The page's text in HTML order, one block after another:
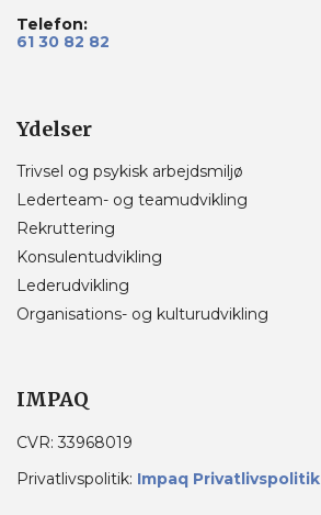
Telefon:
61 30 82 82
Ydelser
Trivsel og psykisk arbejdsmiljø
Lederteam- og teamudvikling
Rekruttering
Konsulentudvikling
Lederudvikling
Organisations- og kulturudvikling
IMPAQ
CVR: 33968019
Privatlivspolitik: Impaq Privatlivspolitik